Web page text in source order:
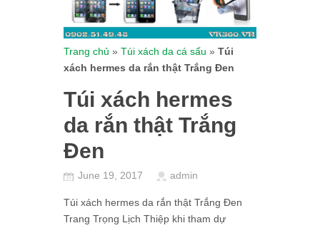
Trang chủ » Túi xách da cá sấu » Túi
xách hermes da rắn thật Trắng Đen
Túi xách hermes
da rắn thật Trắng
Đen
June 19, 2017 admin
Túi xách hermes da rắn thật Trắng Đen
Trang Trọng Lịch Thiệp khi tham dự